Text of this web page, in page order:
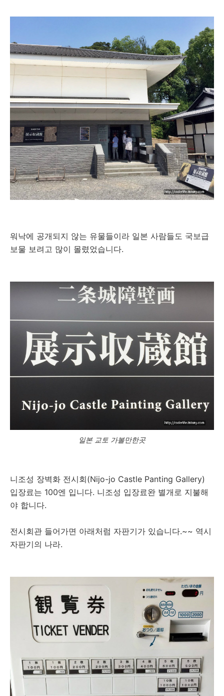
워낙에 공개되지 않는 유물들이라 일본 사람들도 국보급
보물 보려고 많이 몰렸었습니다.
일본 교토 가볼만한곳
니조성 장벽화 전시회(Nijo-jo Castle Panting Gallery)
입장료는 100엔 입니다. 니조성 입장료완 별개로 지불해
야 합니다.
전시회관 들어가면 아래처럼 자판기가 있습니다.~~ 역시
자판기의 나라.